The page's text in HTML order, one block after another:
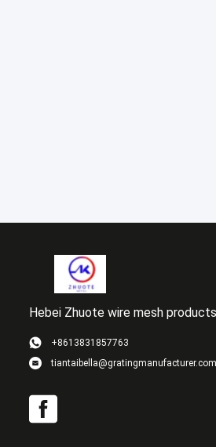
Hebei Zhuote wire mesh
+8613831857763
tiantaibella@gratingmanufacturer.com